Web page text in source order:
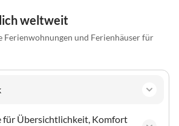
weltweit
Ferienwohnungen und Ferienhäuser für
für Übersichtlichkeit, Komfort